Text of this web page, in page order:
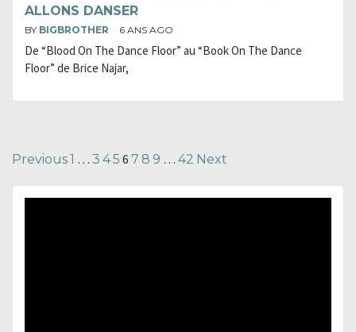
ALLONS DANSER
BY BIGBROTHER 6 ANS AGO
De “Blood On The Dance Floor” au “Book On The Dance
Floor” de Brice Najar,
Navigation
des
Previous1 … 3 45 6 7 8 9 … 42 Next